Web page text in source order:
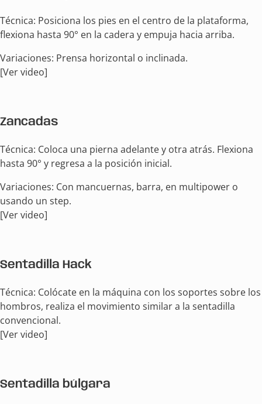
Técnica: Posiciona los pies en el centro de la plataforma,
flexiona hasta 90° en la cadera y empuja hacia arriba.
Variaciones: Prensa horizontal o inclinada.
[Ver video]
Zancadas
Técnica: Coloca una pierna adelante y otra atrás. Flexiona
hasta 90° y regresa a la posición inicial.
Variaciones: Con mancuernas, barra, en multipower o
usando un step.
[Ver video]
Sentadilla Hack
Técnica: Colócate en la máquina con los soportes sobre los
hombros, realiza el movimiento similar a la sentadilla
convencional.
[Ver video]
Sentadilla búlgara